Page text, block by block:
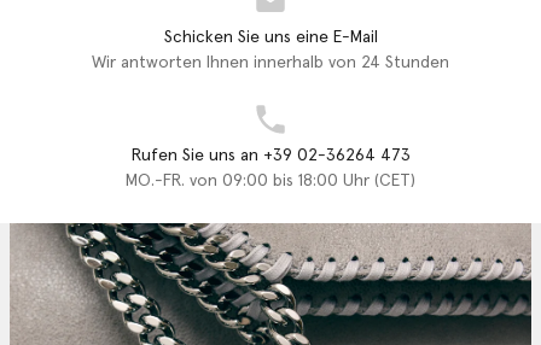
Schicken Sie uns eine E-Mail
Wir antworten Ihnen innerhalb von 24 Stunden
Rufen Sie uns an +39 02-36264 473
MO.-FR. von 09:00 bis 18:00 Uhr (CET)